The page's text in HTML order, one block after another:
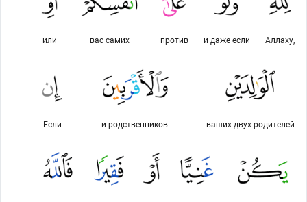
Аллаху,
и даже если
против
вас самих
или
ваших двух родителей
и родственников.
Если